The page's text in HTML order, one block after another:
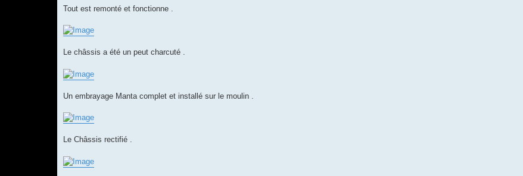
Tout est remonté et fonctionne .
Le châssis a été un peut charcuté .
Un embrayage Manta complet et installé sur le moulin .
Le Châssis rectifié .